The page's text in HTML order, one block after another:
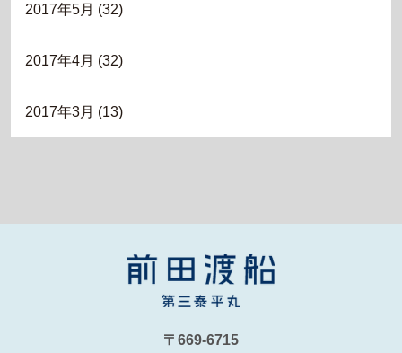
2017年5月 (32)
2017年4月 (32)
2017年3月 (13)
〒669-6715